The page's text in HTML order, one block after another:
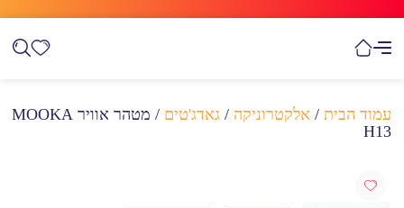
עמוד הבית / אלקטרוניקה / גאדג'טים
/ מטהר אוויר MOOKA
H13